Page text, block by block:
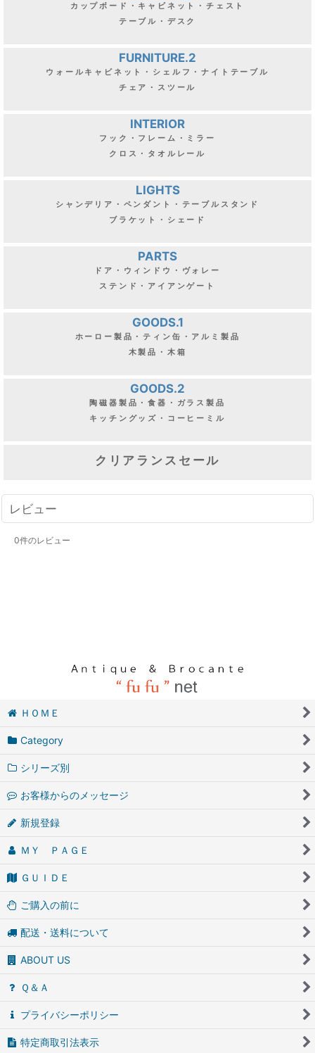
カップボード・キャビネット・チェスト
テーブル・デスク
FURNITURE.2
ウォールキャビネット・シェルフ・ナイトテーブル
チェア・スツール
INTERIOR
フック・フレーム・ミラー
クロス・タオルレール
LIGHTS
シャンデリア・ペンダント・テーブルスタンド
ブラケット・シェード
PARTS
ドア・ウィンドウ・ヴォレー
ステンド・アイアンゲート
GOODS.1
ホーロー製品・ティン缶・アルミ製品
木製品・木箱
GOODS.2
陶磁器製品・食器・ガラス製品
キッチングッズ・コーヒーミル
クリアランスセール
レビュー
0件のレビュー
ＨＯＭＥ
Category
シリーズ別
お客様からのメッセージ
新規登録
ＭＹ ＰＡＧＥ
ＧＵＩＤＥ
ご購入の前に
配送・送料について
ABOUT US
Ｑ＆Ａ
プライバシーポリシー
特定商取引法表示